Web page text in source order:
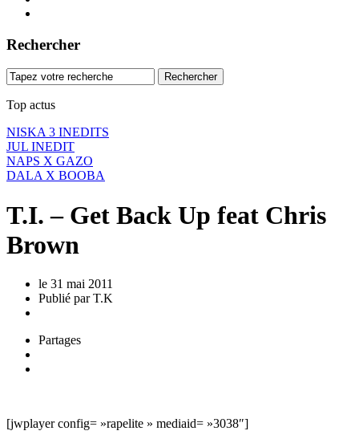
Rechercher
Top actus
NISKA 3 INEDITS
JUL INEDIT
NAPS X GAZO
DALA X BOOBA
T.I. – Get Back Up feat Chris
Brown
le 31 mai 2011
Publié parT.K
Partages
[jwplayer config= »rapelite » mediaid= »3038″]